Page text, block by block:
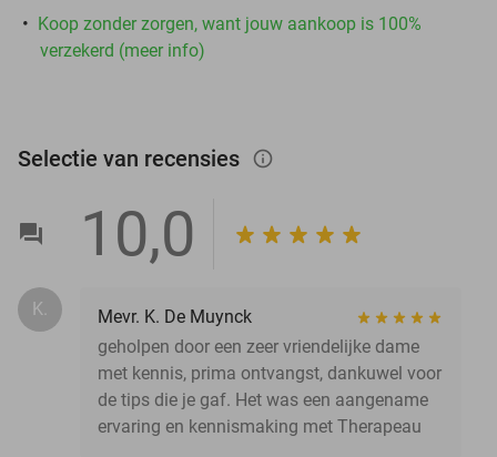
Koop zonder zorgen, want jouw aankoop is 100%
verzekerd (meer info)
Selectie van recensies info_outlined
10,0
K.
Mevr. K. De Muynck
geholpen door een zeer vriendelijke dame
met kennis, prima ontvangst, dankuwel voor
de tips die je gaf. Het was een aangename
ervaring en kennismaking met Therapeau